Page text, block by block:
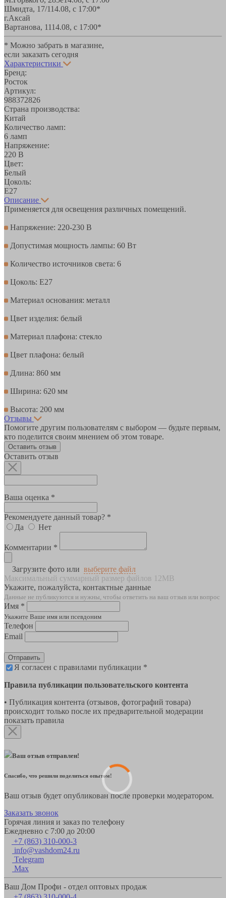
Шмидта, 17/114.08, с 17:00*
г.Аксай
Вартанова, 1114.08, с 17:00*
* Можно забрать в магазине,
если заказать сегодня
Характеристики
Бренд:
Росток
Артикул:
988372826
Страна производства:
Китай
Количество ламп:
6 ламп
Напряжение:
220 В
Цвет:
Белый
Цоколь:
E27
Описание
Применяется для освещения различных помещений.
Напряжение: 220-230 В
Допустимая мощность лампы: 60 Вт
Количество источников света: 6
Цоколь: Е27
Материал основания: металл
Цвет изделия: белый
Материал плафона: стекло
Цвет плафона: белый
Длина: 860 мм
Ширина: 620 мм
Высота: 200 мм
Отзывы
Помогите другим пользователям с выбором — будьте первым,
кто поделится своим мнением об этом товаре.
Оставить отзыв
Оставить отзыв
Ваша оценка *
Рекомендуете данный товар? *
Да
Нет
Комментарии *
Загрузите фото или выберите файл
Максимальный суммарный размер файлов 12MB
Укажите, пожалуйста, контактные данные
Данные не публикуются и нужны, чтобы ответить на ваш отзыв или вопрос
Имя *
Укажите Ваше имя или псевдоним
Телефон
Email
Отправить
Я согласен с правилами публикации *
Правила публикации пользовательского контента
• Публикация контента (отзывов, фотографий товара)
происходит только после их предварительной модерации
показать правила
Ваш отзыв отправлен!
Спасибо, что решили поделиться опытом!
Ваш отзыв будет опубликован после проверки модератором.
Заказать звонок
Горячая линия и заказ по телефону
Ежедневно с 7:00 до 20:00
+7 (863) 310-000-3
info@vashdom24.ru
Telegram
Max
Ваш Дом Профи - отдел оптовых продаж